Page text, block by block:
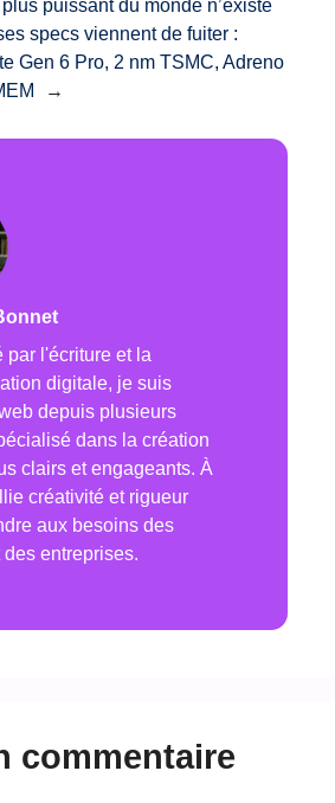
puissant du monde n’existe
specs viennent de fuiter :
Gen 6 Pro, 2 nm TSMC, Adreno
→
par l'écriture et la
digitale, je suis
depuis plusieurs
dans la création
clairs et engageants. À
créativité et rigueur
aux besoins des
des entreprises.
commentaire